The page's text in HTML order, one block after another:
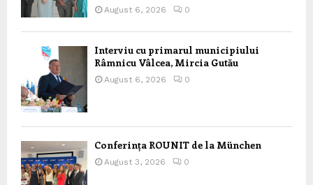
August 6, 2026 0
Interviu cu primarul municipiului
Râmnicu Vâlcea, Mircia Gutău
August 6, 2026 0
Conferința ROUNIT de la München
August 3, 2026 0